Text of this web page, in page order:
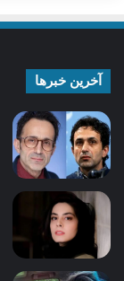
آخرین خبرها